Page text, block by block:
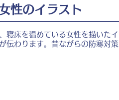
性のイラスト
寝床を温めている女性を描いた
伝わります。昔ながらの防寒対